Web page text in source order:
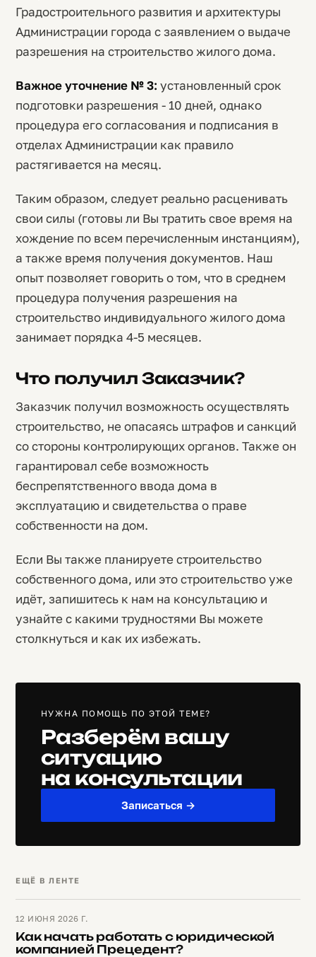
Градостроительного развития и архитектуры
Администрации города с заявлением о выдаче
разрешения на строительство жилого дома.
Важное уточнение № 3: установленный срок
подготовки разрешения - 10 дней, однако
процедура его согласования и подписания в
отделах Администрации как правило
растягивается на месяц.
Таким образом, следует реально расценивать
свои силы (готовы ли Вы тратить свое время на
хождение по всем перечисленным инстанциям),
а также время получения документов. Наш
опыт позволяет говорить о том, что в среднем
процедура получения разрешения на
строительство индивидуального жилого дома
занимает порядка 4-5 месяцев.
Что получил Заказчик?
Заказчик получил возможность осуществлять
строительство, не опасаясь штрафов и санкций
со стороны контролирующих органов. Также он
гарантировал себе возможность
беспрепятственного ввода дома в
эксплуатацию и свидетельства о праве
собственности на дом.
Если Вы также планируете строительство
собственного дома, или это строительство уже
идёт, запишитесь к нам на консультацию и
узнайте с какими трудностями Вы можете
столкнуться и как их избежать.
НУЖНА ПОМОЩЬ ПО ЭТОЙ ТЕМЕ?
Разберём вашу
ситуацию
на консультации
Записаться →
ЕЩЁ В ЛЕНТЕ
12 ИЮНЯ 2026 Г.
Как начать работать с юридической
компанией Прецедент?